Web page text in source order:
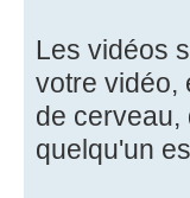
Les vidéos
votre vidéo,
de cerveau,
quelqu'un